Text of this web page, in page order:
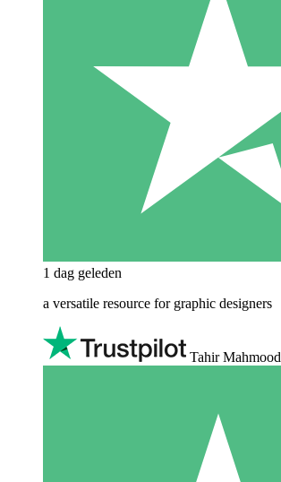
1 dag geleden
a versatile resource for graphic designers
Tahir Mahmood